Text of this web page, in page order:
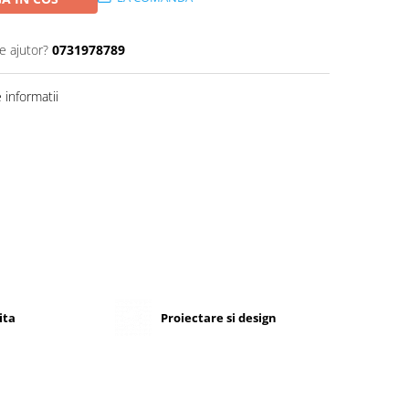
ajutor? 0731978789
informatii
Proiectare si design